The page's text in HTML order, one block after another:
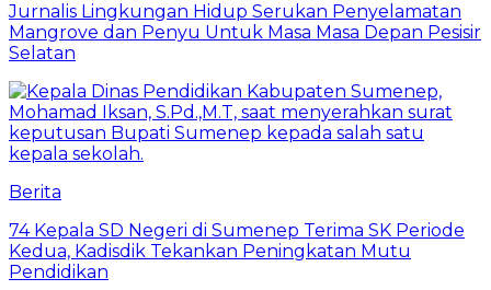
Jurnalis Lingkungan Hidup Serukan Penyelamatan
Mangrove dan Penyu Untuk Masa Masa Depan Pesisir
Selatan
Berita
74 Kepala SD Negeri di Sumenep Terima SK Periode
Kedua, Kadisdik Tekankan Peningkatan Mutu
Pendidikan